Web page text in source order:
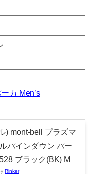
カ Men’s
) mont-bell プラズマ
パインダウン パー
ブラック(BK) M
Rinker